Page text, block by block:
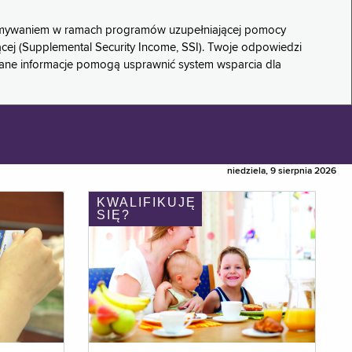
w ramach programów uzupełniającej pomocy
(Supplemental Security Income, SSI). Twoje odpowiedzi
informacje pomogą usprawnić system wsparcia dla
niedziela, 9 sierpnia 2026
KWALIFIKUJĘ
SIĘ?